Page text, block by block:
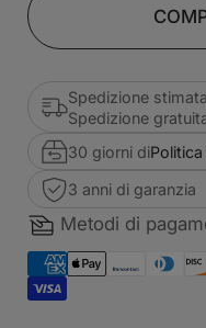
Spedizione
Spedizione
30 giorni di
3 anni di garanzia
Metodi di